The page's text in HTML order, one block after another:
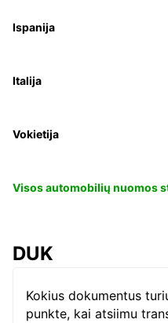
Ispanija
Italija
Vokietija
Visos automobilių nuomos
DUK
Kokius dokumentus
punkte, kai atsiimu